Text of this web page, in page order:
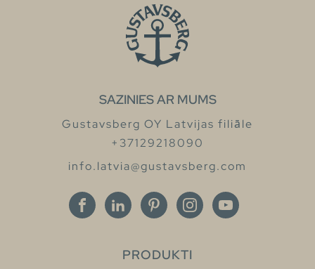
SAZINIES AR MUMS
Gustavsberg OY Latvijas filiāle
+37129218090
info.latvia@gustavsberg.com
PRODUKTI